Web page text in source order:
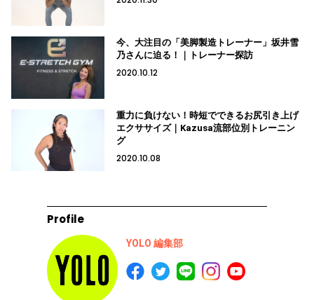
今、大注目の「美脚製造トレーナー」坂井雪
乃さんに迫る！｜トレーナー探訪
2020.10.12
重力に負けない！時短でできるお尻引き上げ
エクササイズ｜Kazusa流部位別トレーニン
グ
2020.10.08
Profile
YOLO 編集部